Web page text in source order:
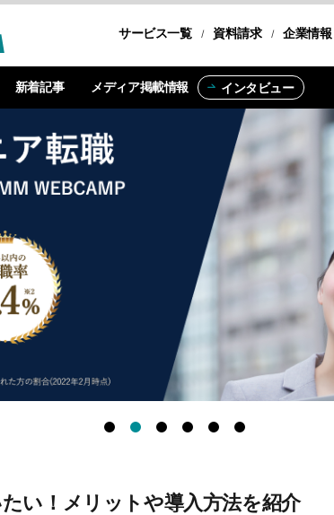
サービス一覧
転職コース 資料請求 企業情報
新着記事 メディア掲載情報 インタビュー
い！メリットや導入方法を紹介